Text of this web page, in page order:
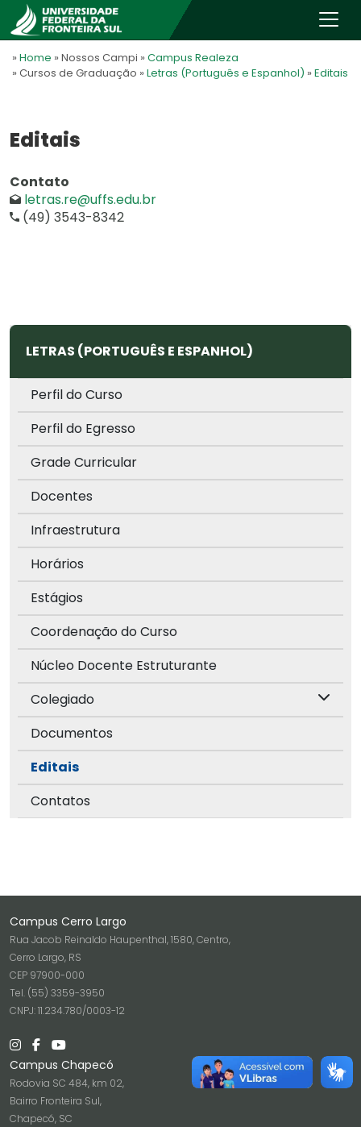
» Home » Nossos Campi » Campus Realeza
» Cursos de Graduação » Letras (Português e Espanhol) » Editais
Editais
Contato
letras.re@uffs.edu.br
(49) 3543-8342
LETRAS (PORTUGUÊS E ESPANHOL)
Perfil do Curso
Perfil do Egresso
Grade Curricular
Docentes
Infraestrutura
Horários
Estágios
Coordenação do Curso
Núcleo Docente Estruturante
Colegiado
Documentos
Editais
Contatos
Campus Cerro Largo
Rua Jacob Reinaldo Haupenthal, 1580, Centro,
Cerro Largo, RS
CEP 97900-000
Tel. (55) 3359-3950
CNPJ: 11.234.780/0003-12
Campus Chapecó
Rodovia SC 484, km 02,
Bairro Fronteira Sul,
Chapecó, SC